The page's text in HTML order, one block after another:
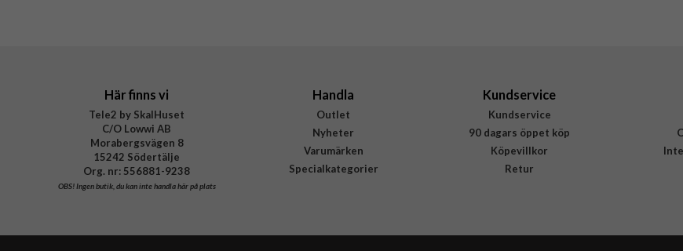
Här finns vi
Tele2 by SkalHuset
C/O Lowwi AB
Morabergsvägen 8
15242 Södertälje
Org. nr: 556881-9238
OBS!Ingen butik, du kan inte handla här på plats
Handla
Outlet
Nyheter
Varumärken
Specialkategorier
Kundservice
Kundservice
90 dagars öppet köp
Köpevillkor
Retur